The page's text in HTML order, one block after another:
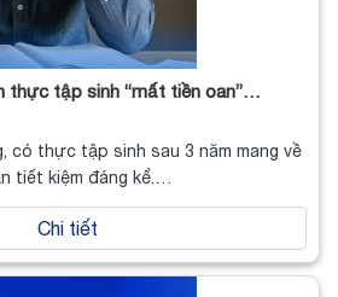
thực tập sinh “mất tiền oan”…
có thực tập sinh sau 3 năm mang về
tiết kiệm đáng kể.…
Chi tiết